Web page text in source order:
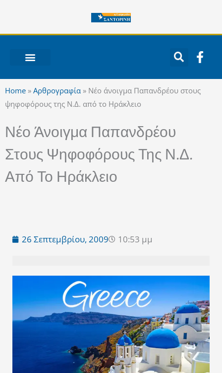
περιεχόμενο
F
a
e
b
Home » Αρθρογραφία » Νέο άνοιγμα Παπανδρέου στους
ψηφοφόρους της Ν.Δ. από το Ηράκλειο
Νέο Άνοιγμα Παπανδρέου
Στους Ψηφοφόρους Της Ν.Δ.
Από Το Ηράκλειο
26 Σεπτεμβρίου, 2009 10:53 μμ